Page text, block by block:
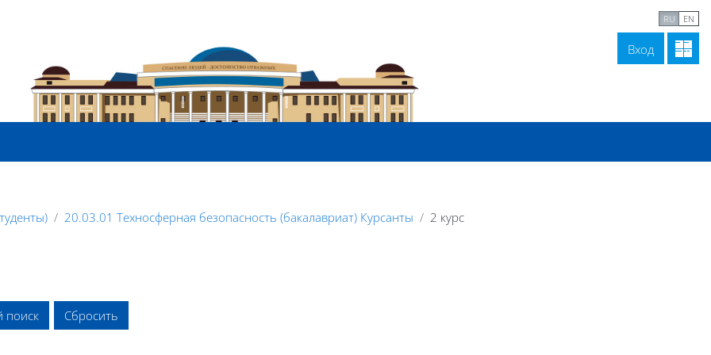
Вход
RU EN
20.03.01 Техносферная безопасность (бакалавриат) Курсанты 2 курс
поиск